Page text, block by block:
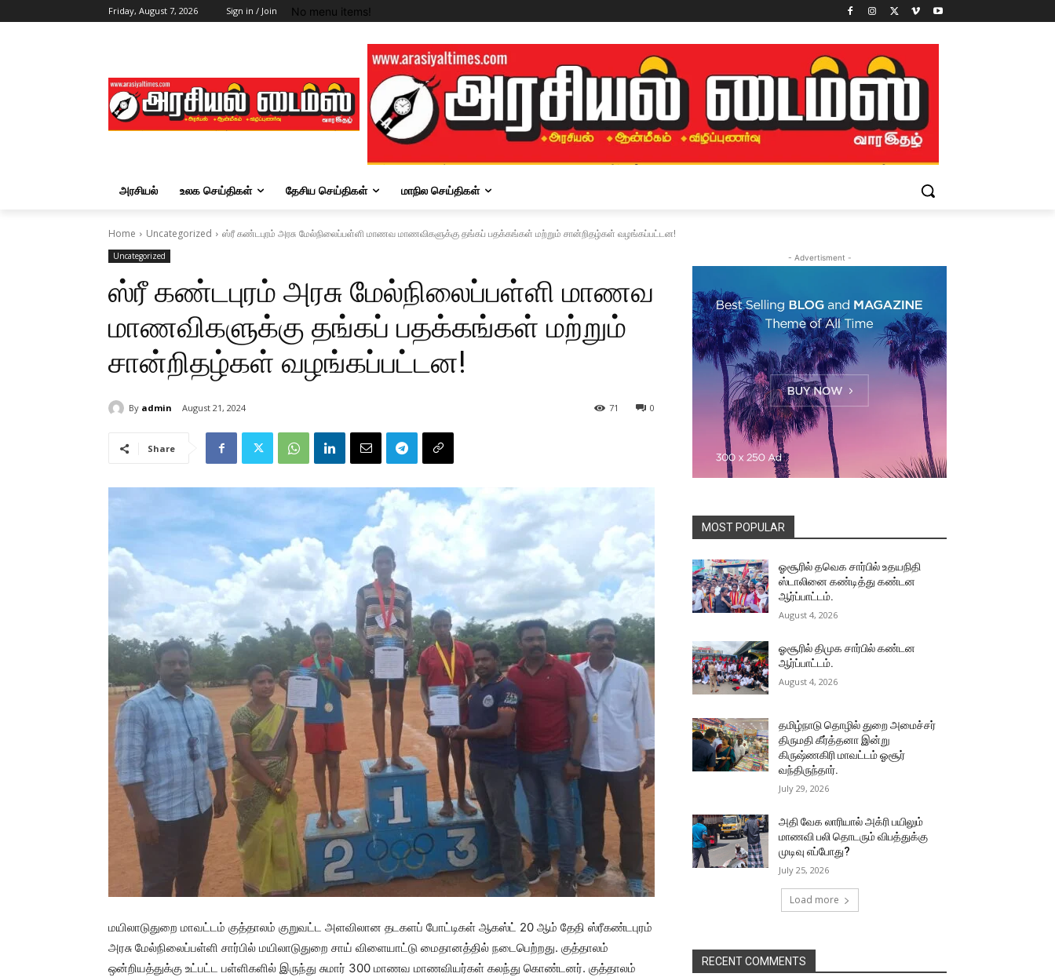
Friday, August 7, 2026 Sign in / Join No menu items!
அரசியல் உலக செய்திகள் தேசிய செய்திகள் மாநில செய்திகள்
Home Uncategorized ஸ்ரீ கண்டபுரம் அரசு மேல்நிலைப்பள்ளி மாணவ மாணவிகளுக்கு தங்கப் பதக்கங்கள் மற்றும் சான்றிதழ்கள் வழங்கப்பட்டன!
Uncategorized
ஸ்ரீ கண்டபுரம் அரசு மேல்நிலைப்பள்ளி மாணவ
மாணவிகளுக்கு தங்கப் பதக்கங்கள் மற்றும்
சான்றிதழ்கள் வழங்கப்பட்டன!
By admin August 21, 2024 0
71
Share
மயிலாடுதுறை மாவட்டம் குத்தாலம் குறுவட்ட அளவிலான தடகளப் போட்டிகள் ஆகஸ்ட் 20 ஆம் தேதி ஸ்ரீகண்டபுரம்
அரசு மேல்நிலைப்பள்ளி சார்பில் மயிலாடுதுறை சாய் விளையாட்டு மைதானத்தில் நடைபெற்றது. குத்தாலம்
ஒன்றியத்துக்கு உட்பட்ட பள்ளிகளில் இருந்து சுமார் 300 மாணவ மாணவியர்கள் கலந்து கொண்டனர். குத்தாலம்
- Advertisment -
MOST POPULAR
ஓசூரில் தவெக சார்பில் உதயநிதி
ஸ்டாலினை கண்டித்து கண்டன
ஆர்ப்பாட்டம்.
August 4, 2026
ஓசூரில் திமுக சார்பில் கண்டன
ஆர்ப்பாட்டம்.
August 4, 2026
தமிழ்நாடு தொழில் துறை அமைச்சர்
திருமதி கீர்த்தனா இன்று
கிருஷ்ணகிரி மாவட்டம் ஓசூர்
வந்திருந்தார்.
July 29, 2026
அதி வேக லாரியால் அக்ரி பயிலும்
மாணவி பலி தொடரும் விபத்துக்கு
முடிவு எப்போது?
July 25, 2026
Load more
RECENT COMMENTS